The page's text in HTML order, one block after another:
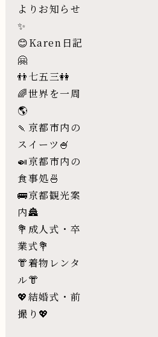
よりお知らせ
✨
😊Karen日記
🤗
👬七五三👭
🌈世界を一周
🌎
🍡京都市内の
スイーツ🍧
🍛京都市内の
食事処🍜
🚌京都観光案
内🏯
💐成人式・卒
業式💐
👘着物レンタ
ル👘
💖結婚式・前
撮り💖